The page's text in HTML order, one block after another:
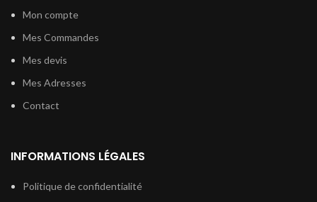
Mon compte
Mes Commandes
Mes devis
Mes Adresses
Contact
INFORMATIONS LÉGALES
Politique de confidentialité